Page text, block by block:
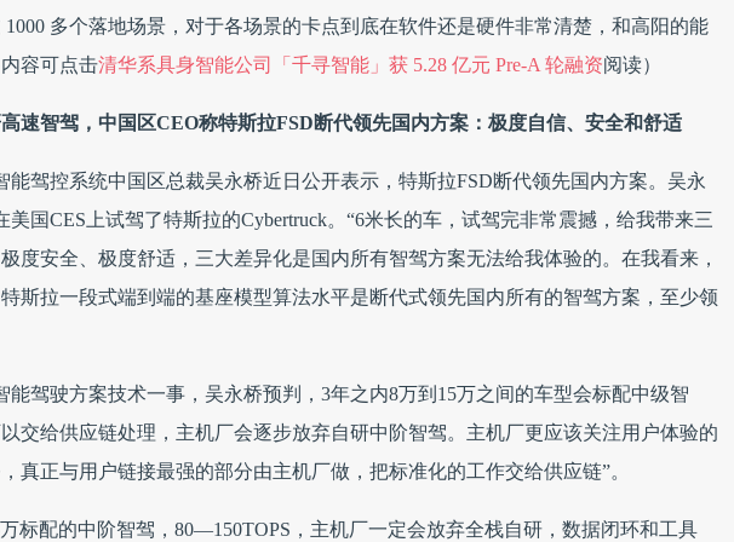
多个落地场景，对于各场景的卡点到底在软件还是硬件非常清楚，和高阳的能
容可点击清华系具身智能公司「千寻智能」获 5.28 亿元 Pre-A 轮融资阅读）
速智驾，中国区CEO称特斯拉FSD断代领先国内方案：极度自信、安全和舒适
能驾控系统中国区总裁吴永桥近日公开表示，特斯拉FSD断代领先国内方案。吴永
美国CES上试驾了特斯拉的Cybertruck。“6米长的车，试驾完非常震撼，给我带来三
度安全、极度舒适，三大差异化是国内所有智驾方案无法给我体验的。在我看来，
斯拉一段式端到端的基座模型算法水平是断代式领先国内所有的智驾方案，至少领
驾驶方案技术一事，吴永桥预判，3年之内8万到15万之间的车型会标配中级智
交给供应链处理，主机厂会逐步放弃自研中阶智驾。主机厂更应该关注用户体验的
真正与用户链接最强的部分由主机厂做，把标准化的工作交给供应链”。
标配的中阶智驾，80—150TOPS，主机厂一定会放弃全栈自研，数据闭环和工具